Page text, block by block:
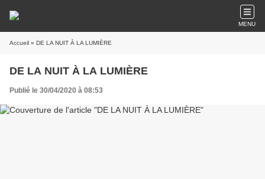
MENU
Accueil » DE LA NUIT À LA LUMIÈRE
DE LA NUIT À LA LUMIÈRE
Publié le 30/04/2020 à 08:53